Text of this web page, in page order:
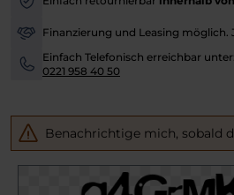
-
-
Finanzierung und Leasing möglich.
-
Einfach Telefonisch erreichbar unter:
0221 958 40 50
Benachrichtige mich, sobald